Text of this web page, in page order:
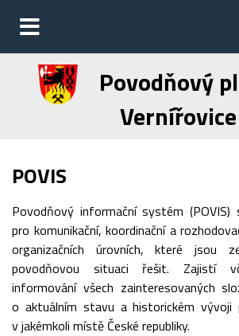
Povodňový
Vernířovice
POVIS
Povodňový informační systém (POVIS)
pro komunikační, koordinační a
organizačních úrovních, které jsou
povodňovou situaci řešit. Zajistí
informování všech zainteresovaných
o aktuálním stavu a historickém vývoji
v jakémkoli místě České republiky.